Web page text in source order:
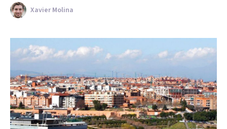
Xavier Molina